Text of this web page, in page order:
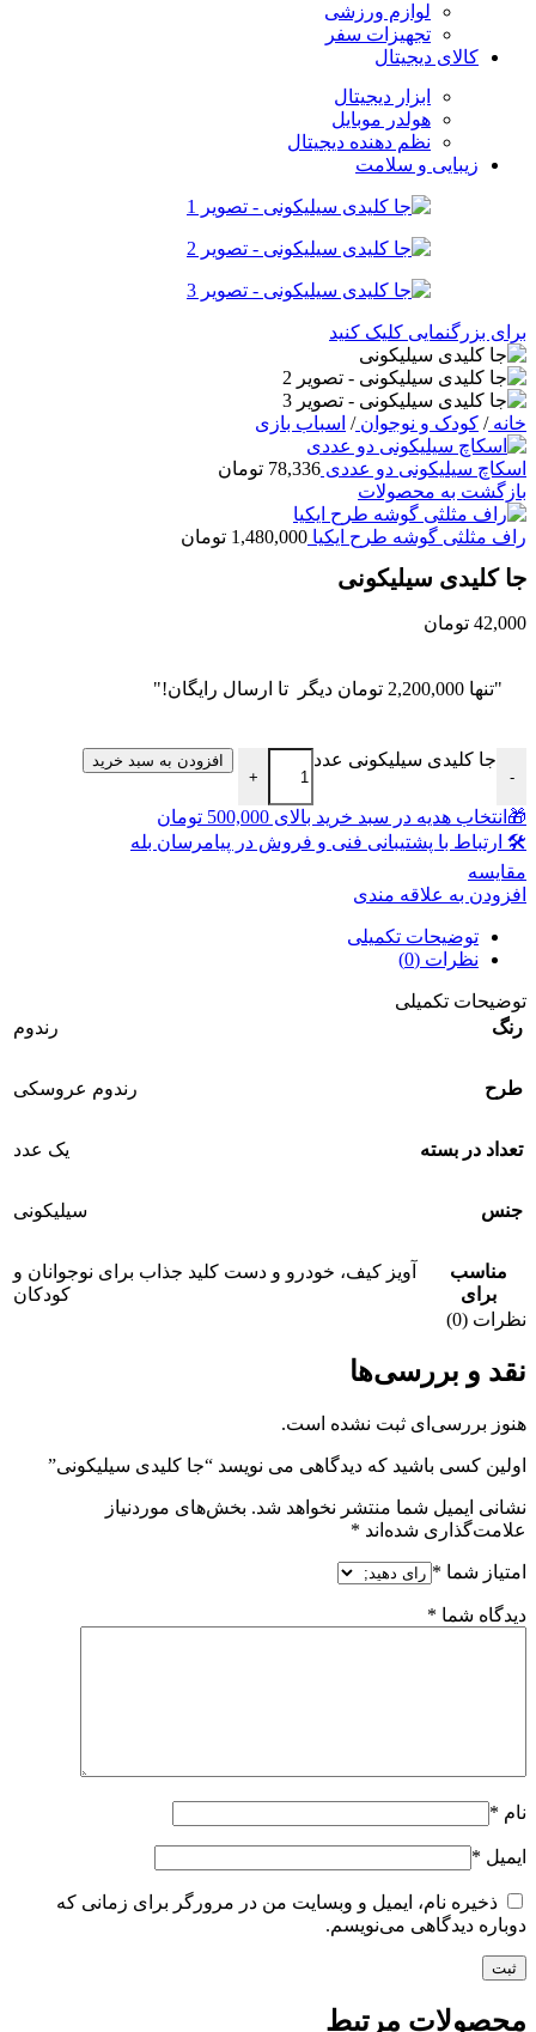
لوازم ورزشی
تجهیزات سفر
کالای دیجیتال
ابزار دیجیتال
هولدر موبایل
نظم دهنده دیجیتال
زیبایی و سلامت
برای بزرگنمایی کلیک کنید
خانه/ کودک و نوجوان/ اسباب بازی
اسکاچ سیلیکونی دو عددی 78,336 تومان
بازگشت به محصولات
راف مثلثی گوشه طرح ایکیا 1,480,000 تومان
جا کلیدی سیلیکونی
42,000 تومان
"تنها 2,200,000 تومان دیگر تا ارسال رایگان!"
-
جا کلیدی سیلیکونی عدد
+
افزودن به سبد خرید
🎁انتخاب هدیه در سبد خرید بالای 500,000 تومان
🛠 ارتباط با پشتیبانی فنی و فروش در پیامرسان بله
مقايسه
افزودن به علاقه مندی
توضیحات تکمیلی
نظرات (0)
توضیحات تکمیلی
رنگ
رندوم
طرح رندوم عروسکی
تعداد در بسته یک عدد
جنس سیلیکونی
مناسب
برای
آویز کیف، خودرو و دست کلید جذاب برای نوجوانان و
کودکان
نظرات (0)
نقد و بررسی‌ها
هنوز بررسی‌ای ثبت نشده است.
اولین کسی باشید که دیدگاهی می نویسد “جا کلیدی سیلیکونی”
نشانی ایمیل شما منتشر نخواهد شد. بخش‌های موردنیاز
علامت‌گذاری شده‌اند *
امتیاز شما *
دیدگاه شما *
نام *
ایمیل *
ذخیره نام، ایمیل و وبسایت من در مرورگر برای زمانی که
دوباره دیدگاهی می‌نویسم.
محصولات مرتبط